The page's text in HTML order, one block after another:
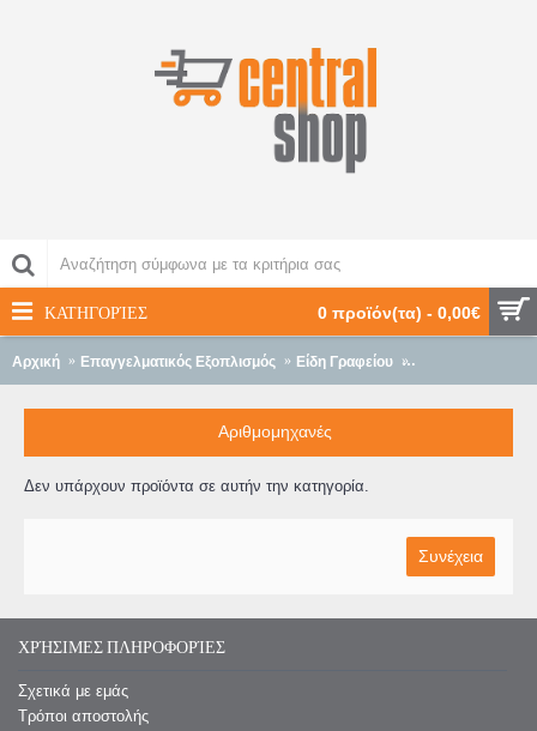
0 προϊόν(τα) - 0,00€
ΚΑΤΗΓΟΡΊΕΣ
Αρχική Επαγγελματικός Εξοπλισμός Είδη Γραφείου Αριθμομηχανές
Αριθμομηχανές
Δεν υπάρχουν προϊόντα σε αυτήν την κατηγορία.
Συνέχεια
ΧΡΉΣΙΜΕΣ ΠΛΗΡΟΦΟΡΊΕΣ
Σχετικά με εμάς
Τρόποι αποστολής